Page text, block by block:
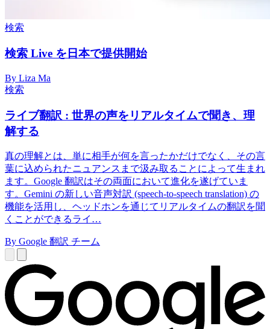
検索
検索 Live を日本で提供開始
By Liza Ma
検索
ライブ翻訳 : 世界の声をリアルタイムで聞き、理
解する
真の理解とは、単に相手が何を言ったかだけでなく、その言
葉に込められたニュアンスまで汲み取ることによって生まれ
ます。Google 翻訳はその両面において進化を遂げていま
す。Gemini の新しい音声対訳 (speech-to-speech translation) の
機能を活用し、ヘッドホンを通じてリアルタイムの翻訳を聞
くことができるライ…
By Google 翻訳 チーム